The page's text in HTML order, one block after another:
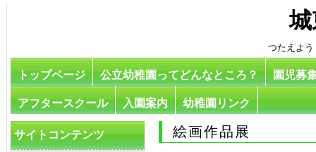
つたえよ
トップページ 公立幼稚園ってどんなところ？ 園児募
アフタースクール 入園案内 幼稚園リンク
サイトコンテンツ 絵画作品展